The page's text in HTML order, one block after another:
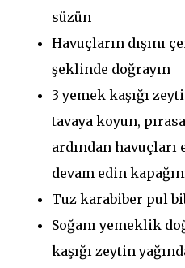
süzün
Havuçların dışını
şeklinde doğrayın
3 yemek kaşığı
tavaya koyun,
ardından
devam edin
Tuz karabiber pul
Soğanı yemeklik
kaşığı zeytin